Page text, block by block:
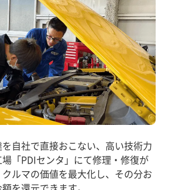
自社で直接おこない、高い技術力
「PDIセンタ」にて修理・修復が
ルマの価値を最大化し、その分お